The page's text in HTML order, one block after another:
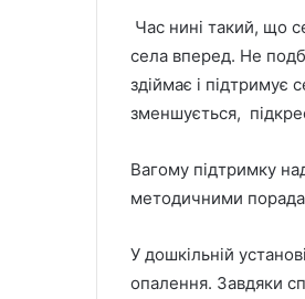
Час нині такий, що
села вперед. Не
здіймає і підтримує
зменшується,
Вагому підтримку
методичними
У дошкільній
опалення. Завдяки